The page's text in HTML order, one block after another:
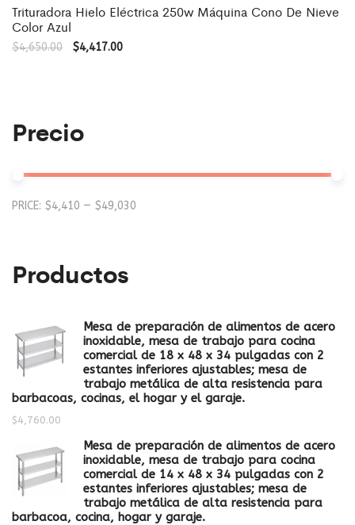
Trituradora Hielo Eléctrica 250w Máquina Cono De Nieve
Color Azul
$4,650.00 $4,417.00
Precio
PRICE: $4,410 — $49,030
Productos
Mesa de preparación de alimentos de acero
inoxidable, mesa de trabajo para cocina
comercial de 18 x 48 x 34 pulgadas con 2
estantes inferiores ajustables; mesa de
trabajo metálica de alta resistencia para
barbacoas, cocinas, el hogar y el garaje.
$4,760.00
Mesa de preparación de alimentos de acero
inoxidable, mesa de trabajo para cocina
comercial de 14 x 48 x 34 pulgadas con 2
estantes inferiores ajustables; mesa de
trabajo metálica de alta resistencia para
barbacoa, cocina, hogar y garaje.